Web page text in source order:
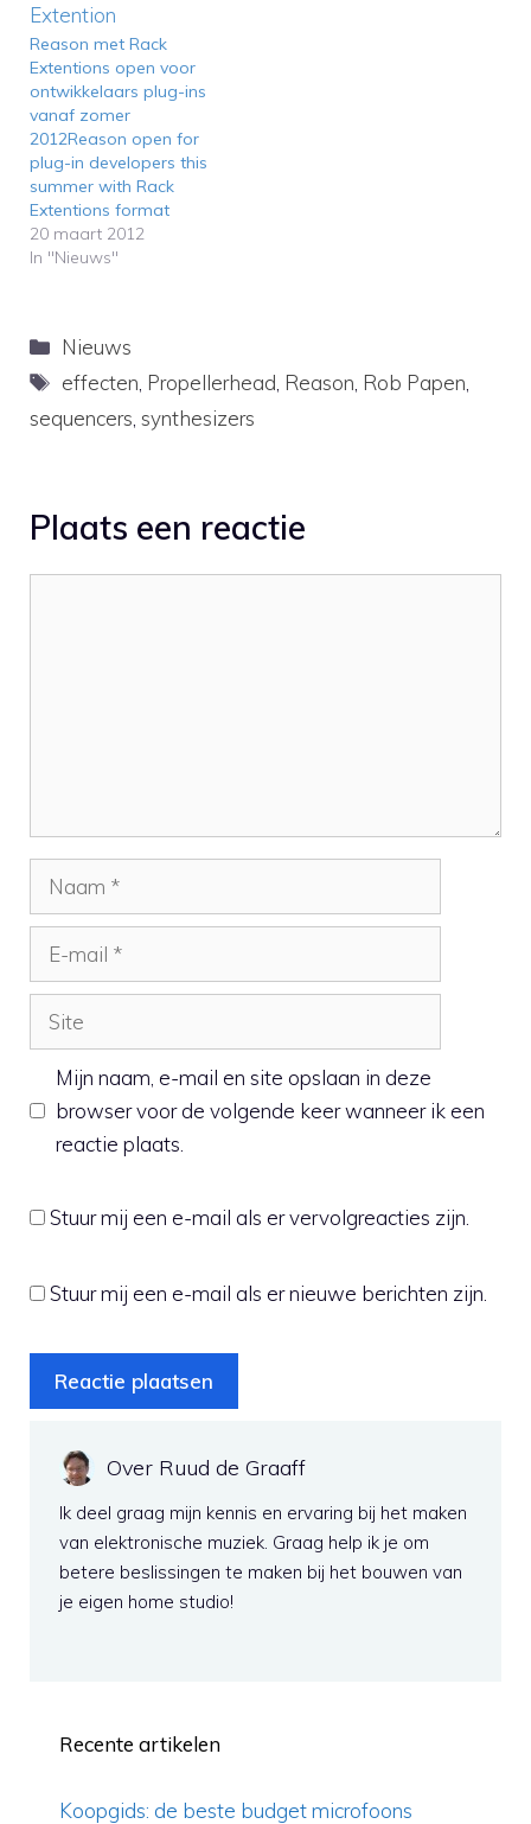
Extension van Bitspeek in
volle actie, dit is een plug-
in van Sonic Charge.…
Reason met Rack
Extentions open voor
ontwikkelaars plug-ins
vanaf zomer
2012Reason open for
plug-in developers this
summer with Rack
Extentions format
20 maart 2012
In "Nieuws"
Categorieën
Nieuws
Tags
effecten Propellerhead Reason Rob Papen
sequencers synthesizers
Plaats een reactie
Naam
Site
Mijn naam, e-mail en site opslaan in deze
browser voor de volgende keer wanneer ik een
reactie plaats.
Stuur mij een e-mail als er vervolgreacties zijn.
Stuur mij een e-mail als er nieuwe berichten zijn.
Over Ruud de Graaff
Ik deel graag mijn kennis en ervaring bij het maken
van elektronische muziek. Graag help ik je om
betere beslissingen te maken bij het bouwen van
je eigen home studio!
Recente artikelen
Koopgids: de beste budget microfoons